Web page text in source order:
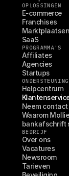
OPLOSSINGEN
E-commerce
Franchises
Marktplaatsen
SaaS
PROGRAMMA'S
Affiliates
Agencies
Startups
ONDERSTEUNING
Helpcentrum
Neem
Waarom
bankafschrift
BEDRIJF
Over ons
Vacatures
Newsroom
Tarieven